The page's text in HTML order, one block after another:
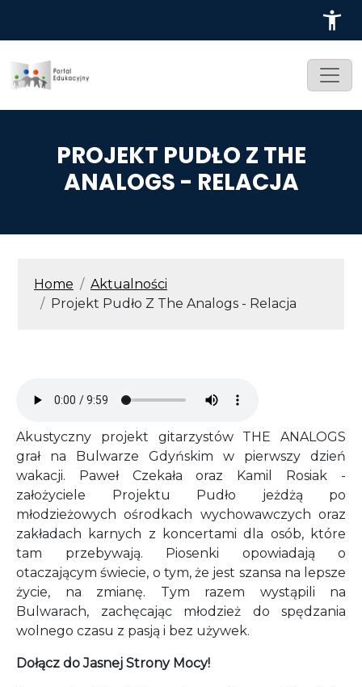
PROJEKT PUDŁO Z THE
ANALOGS - RELACJA
ŚCIEŻKA NAWIGACYJNA
Home
Aktualności
Projekt Pudło Z The Analogs - Relacja
Akustyczny projekt gitarzystów THE ANALOGS
grał na Bulwarze Gdyńskim w pierwszy dzień
wakacji. Paweł Czekała oraz Kamil Rosiak -
założyciele Projektu Pudło jeżdżą po
młodzieżowych ośrodkach wychowawczych oraz
zakładach karnych z koncertami dla osób, które
tam przebywają. Piosenki opowiadają o
otaczającym świecie, o tym, że jest szansa na lepsze
życie, na zmianę. Tym razem wystąpili na
Bulwarach, zachęcając młodzież do spędzania
wolnego czasu z pasją i bez używek.
Dołącz do Jasnej Strony Mocy!